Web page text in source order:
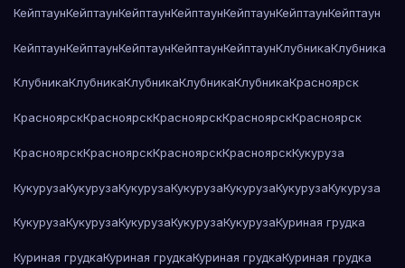
КейптаунКейптаунКейптаунКейптаунКейптаунКейптаунКейптаун
КейптаунКейптаунКейптаунКейптаунКейптаунКлубникаКлубника
КлубникаКлубникаКлубникаКлубникаКлубникаКрасноярск
КрасноярскКрасноярскКрасноярскКрасноярскКрасноярск
КрасноярскКрасноярскКрасноярскКрасноярскКукуруза
КукурузаКукурузаКукурузаКукурузаКукурузаКукурузаКукуруза
КукурузаКукурузаКукурузаКукурузаКукурузаКуриная грудка
Куриная грудкаКуриная грудкаКуриная грудкаКуриная грудка